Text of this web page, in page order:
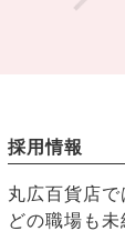
採用情報
丸広百貨店で
どの職場も